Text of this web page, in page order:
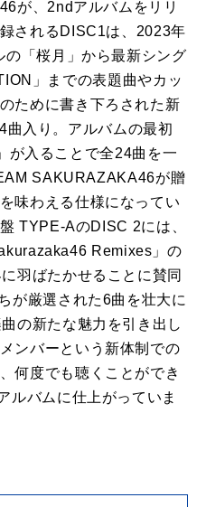
が、2ndアルバムをリリ
されるDISC1は、2023年
「桜月」から最新シング
」までの表題曲やカッ
ために書き下ろされた新
入り。アルバムの最初
が入ることで全24曲を一
SAKURAZAKA46が贈
味わえる仕様になってい
TYPE-AのDISC 2には、
Remixes」の
羽ばたかせることに賛同
が厳選された6曲を壮大に
の新たな魅力を引き出し
ンバーという新体制での
何度でも聴くことができ
ルバムに仕上がっていま